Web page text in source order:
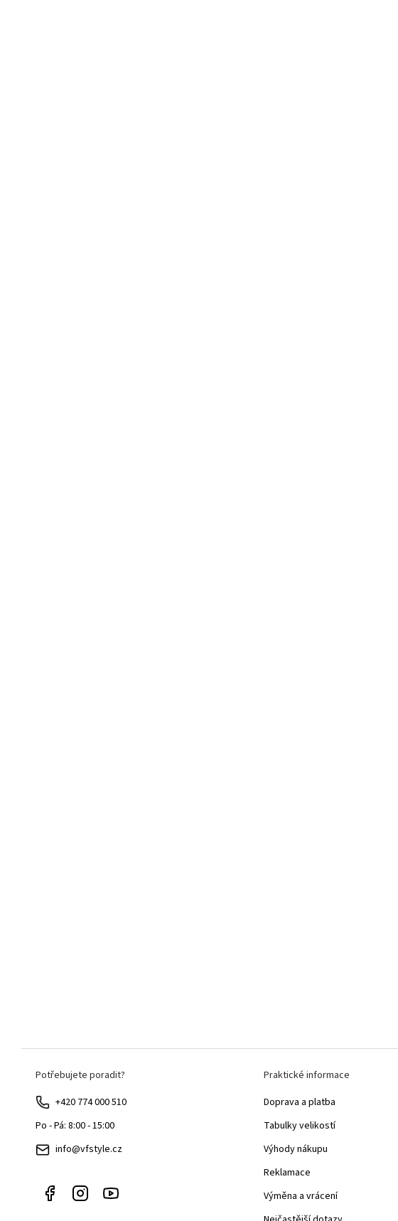
Potřebujete poradit?
+420 774 000 510
Po - Pá: 8:00 - 15:00
info@vfstyle.cz
Praktické informace
Doprava a platba
Tabulky velikostí
Výhody nákupu
Reklamace
Výměna a vrácení